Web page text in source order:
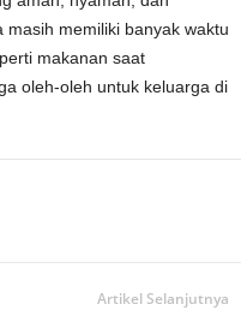
memiliki banyak waktu
makanan saat
oleh-oleh untuk keluarga di
Artikel Selanjutnya